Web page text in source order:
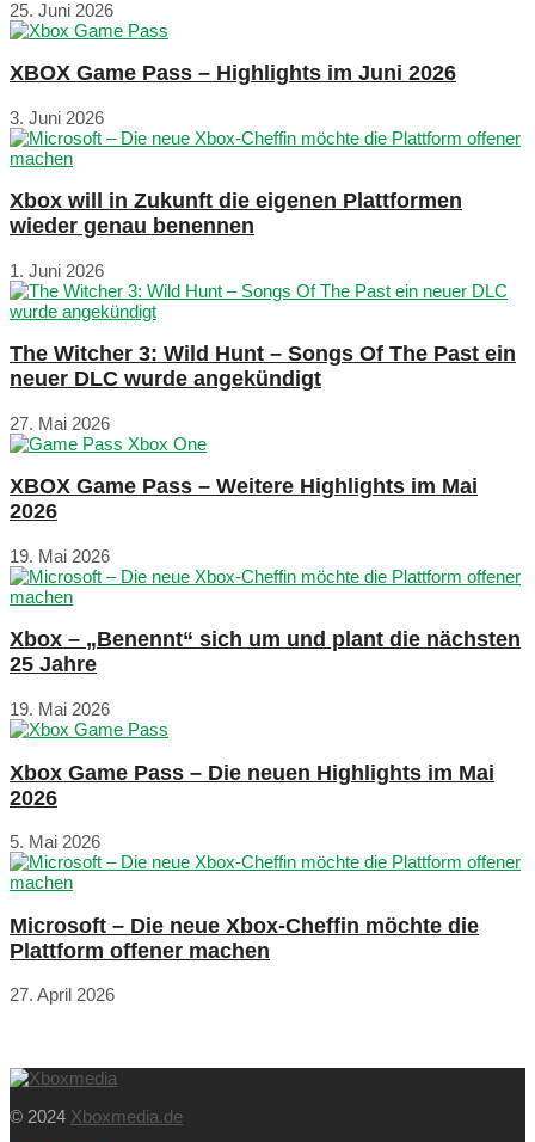
25. Juni 2026
XBOX Game Pass – Highlights im Juni 2026
3. Juni 2026
Xbox will in Zukunft die eigenen Plattformen
wieder genau benennen
1. Juni 2026
The Witcher 3: Wild Hunt – Songs Of The Past ein
neuer DLC wurde angekündigt
27. Mai 2026
XBOX Game Pass – Weitere Highlights im Mai
2026
19. Mai 2026
Xbox – „Benennt“ sich um und plant die nächsten
25 Jahre
19. Mai 2026
Xbox Game Pass – Die neuen Highlights im Mai
2026
5. Mai 2026
Microsoft – Die neue Xbox-Cheffin möchte die
Plattform offener machen
27. April 2026
© 2024 Xboxmedia.de